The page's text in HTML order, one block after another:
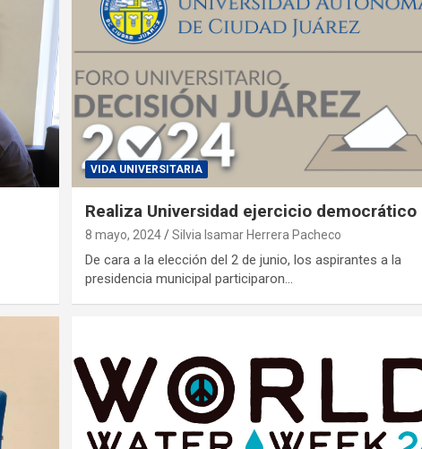
VIDA UNIVERSITARIA
Realiza Universidad ejercicio democrático
8 mayo, 2024 Silvia Isamar Herrera Pacheco
De cara a la elección del 2 de junio, los aspirantes a la
presidencia municipal participaron…